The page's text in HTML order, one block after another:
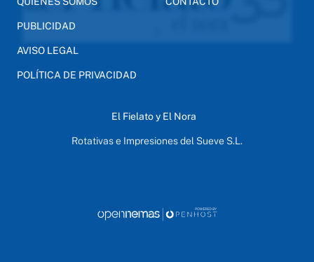
PUBLICIDAD
AVISO LEGAL
POLÍTICA DE PRIVACIDAD
El Fielato y El Nora
Rotativas e Impresiones del Sueve S.L.